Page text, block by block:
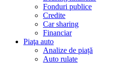
Fonduri publice
Credite
Car sharing
Financiar
Piaţa auto
Analize de piață
Auto rulate